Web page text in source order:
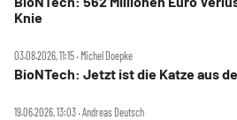
Knie
03.08.2026, 11:15 ‧ Michel Doepke
BioNTech: Jetzt ist die Katze aus
19.06.2026, 13:03 ‧ Andreas Deutsch